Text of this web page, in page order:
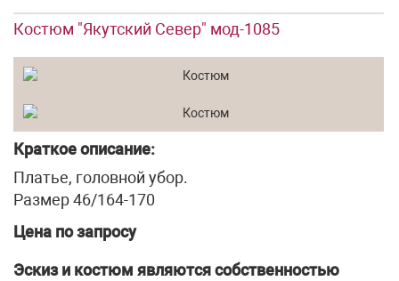
Костюм "Якутский Север" мод-1085
Краткое описание:
Платье, головной убор.
Размер 46/164-170
Цена по запросу
Эскиз и костюм являются собственностью